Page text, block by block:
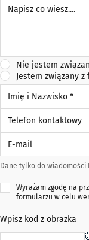
Nie jestem
Jestem związany z
Dane tylko do wiadomości
Wyrażam zgodę na
formularzu w celu
Wpisz kod z obrazka